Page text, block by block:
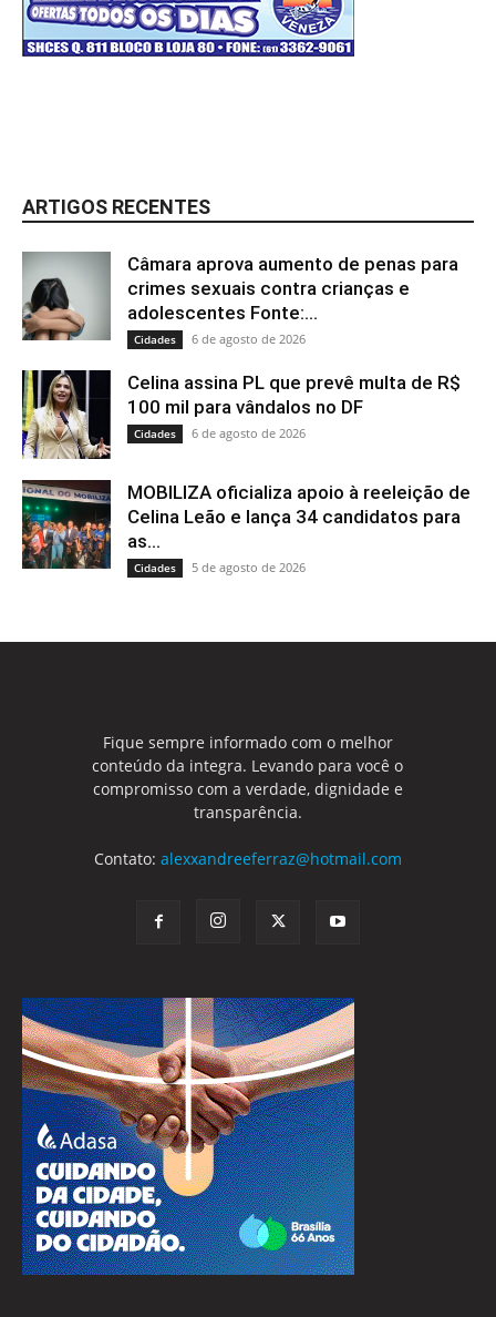
ARTIGOS RECENTES
Câmara aprova aumento de penas para
crimes sexuais contra crianças e
adolescentes Fonte:...
Cidades 6 de agosto de 2026
Celina assina PL que prevê multa de R$
100 mil para vândalos no DF
Cidades 6 de agosto de 2026
MOBILIZA oficializa apoio à reeleição de
Celina Leão e lança 34 candidatos para
as...
Cidades 5 de agosto de 2026
Fique sempre informado com o melhor
conteúdo da integra. Levando para você o
compromisso com a verdade, dignidade e
transparência.
Contato: alexxandreeferraz@hotmail.com